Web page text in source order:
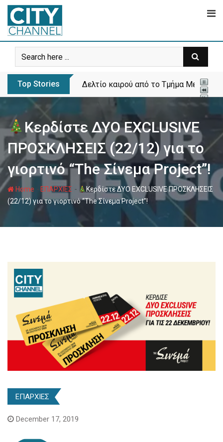
Skip
content
Top Stories Δελτίο καιρού από το Τμήμα
Κερδίστε ΔΥΟ EXCLUSIVE
ΠΡΟΣΚΛΗΣΕΙΣ (22/12) για το
γιορτινό “The Σίνεμα Project”!
Home - ΕΠΑΡΧΙΕΣ -
Κερδίστε ΔΥΟ EXCLUSIVE ΠΡΟΣΚΛΗΣΕΙΣ
(22/12) για το γιορτινό “The Σίνεμα Project”!
ΕΠΑΡΧΙΕΣ
December 17, 2019